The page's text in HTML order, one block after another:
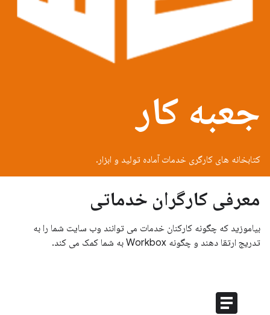
جعبه کار
کتابخانه های کارگری خدمات آماده تولید و ابزار.
معرفی کارگران خدماتی
بیاموزید که چگونه کارکنان خدمات می توانند وب سایت شما را به
تدریج ارتقا دهند و چگونه Workbox به شما کمک می کند.
article